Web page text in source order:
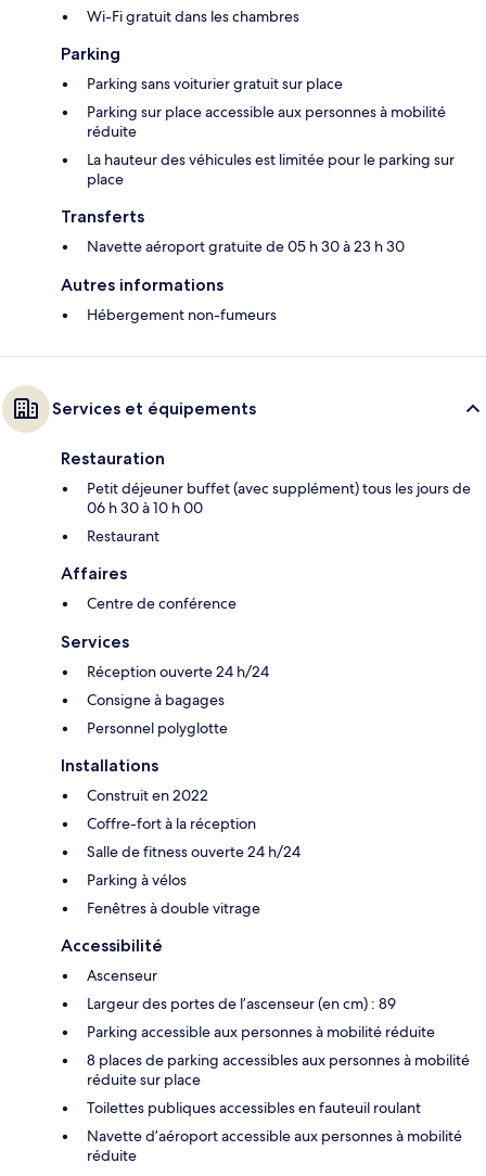
Wi-Fi gratuit dans les chambres
Parking
Parking sans voiturier gratuit sur place
Parking sur place accessible aux personnes à mobilité
réduite
La hauteur des véhicules est limitée pour le parking sur
place
Transferts
Navette aéroport gratuite de 05 h 30 à 23 h 30
Autres informations
Hébergement non-fumeurs
Services et équipements
Restauration
Petit déjeuner buffet (avec supplément) tous les jours de
06 h 30 à 10 h 00
Restaurant
Affaires
Centre de conférence
Services
Réception ouverte 24 h/24
Consigne à bagages
Personnel polyglotte
Installations
Construit en 2022
Coffre-fort à la réception
Salle de fitness ouverte 24 h/24
Parking à vélos
Fenêtres à double vitrage
Accessibilité
Ascenseur
Largeur des portes de l’ascenseur (en cm) : 89
Parking accessible aux personnes à mobilité réduite
8 places de parking accessibles aux personnes à mobilité
réduite sur place
Toilettes publiques accessibles en fauteuil roulant
Navette d’aéroport accessible aux personnes à mobilité
réduite